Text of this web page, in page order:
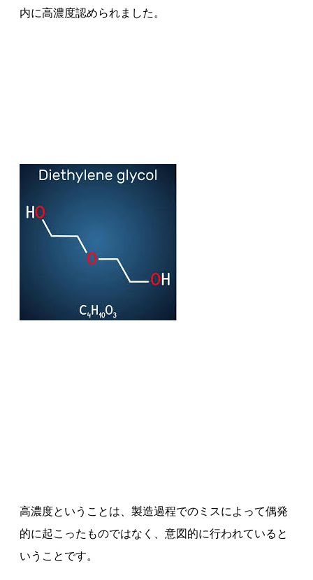
内に高濃度認められました。
高濃度ということは、製造過程でのミスによって偶発
的に起こったものではなく、意図的に行われていると
いうことです。